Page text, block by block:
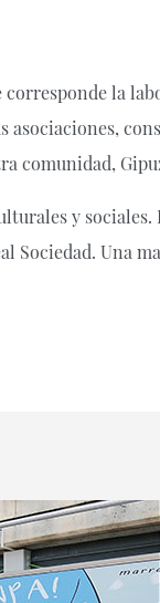
la
comunidad,
y
Sociedad. Una